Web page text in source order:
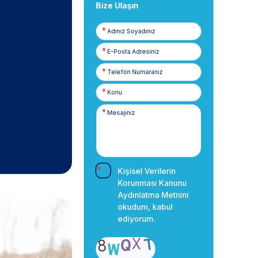
Bize Ulaşın
Adınız
Soyadınız
E-
Posta
Telefon
Numaranız
Kişisel Verilerin
Korunması Kanunu
Aydınlatma Metnini
okudum, kabul
ediyorum.